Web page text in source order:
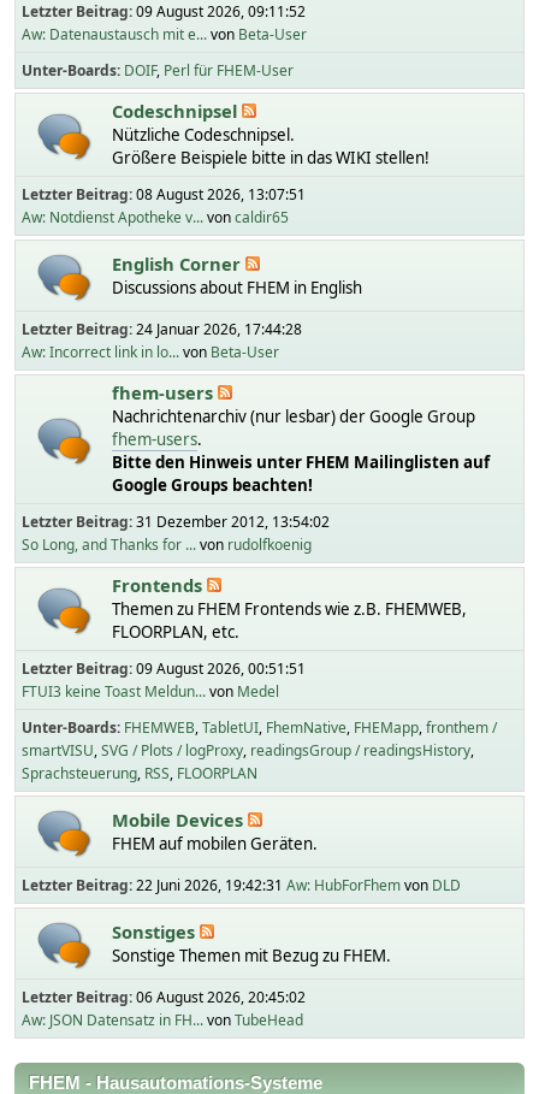
Letzter Beitrag:09 August 2026, 09:11:52
Aw: Datenaustausch mit e...von Beta-User
Unter-Boards DOIF Perl für FHEM-User
Codeschnipsel
Nützliche Codeschnipsel.
Größere Beispiele bitte in das WIKI stellen!
Letzter Beitrag:08 August 2026, 13:07:51
Aw: Notdienst Apotheke v...voncaldir65
English Corner
Discussions about FHEM in English
Letzter Beitrag:24 Januar 2026, 17:44:28
Aw: Incorrect link in lo...von Beta-User
fhem-users
Nachrichtenarchiv (nur lesbar) der Google Group
fhem-users.
Bitte den Hinweis unter FHEM Mailinglisten auf
Google Groups beachten!
Letzter Beitrag:31 Dezember 2012, 13:54:02
So Long, and Thanks for ...von rudolfkoenig
Frontends
Themen zu FHEM Frontends wie z.B. FHEMWEB,
FLOORPLAN, etc.
Letzter Beitrag:09 August 2026, 00:51:51
FTUI3 keine Toast Meldun...von Medel
Unter-Boards FHEMWEB TabletUI FhemNative FHEMapp fronthem /
smartVISU SVG / Plots / logProxy readingsGroup / readingsHistory
Sprachsteuerung RSS FLOORPLAN
Mobile Devices
FHEM auf mobilen Geräten.
Letzter Beitrag:22 Juni 2026, 19:42:31 Aw: HubForFhemvon DLD
Sonstiges
Sonstige Themen mit Bezug zu FHEM.
Letzter Beitrag:06 August 2026, 20:45:02
Aw: JSON Datensatz in FH...vonTubeHead
FHEM - Hausautomations-Systeme